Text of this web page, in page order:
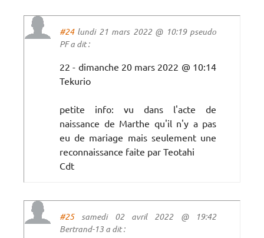
#24lundi 21 mars 2022 @ 10:19 pseudo
PF a dit :
22 - dimanche 20 mars 2022 @ 10:14
Tekurio
petite info: vu dans l'acte de
naissance de Marthe qu'il n'y a pas
eu de mariage mais seulement une
reconnaissance faite par Teotahi
Cdt
#25samedi 02 avril 2022 @ 19:42
Bertrand-13 a dit :